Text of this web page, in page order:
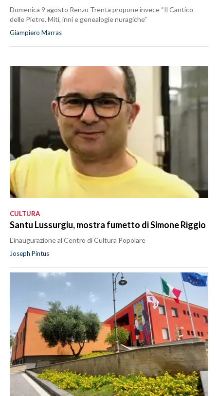
Domenica 9 agosto Renzo Trenta propone invece “Il Cantico
delle Pietre. Miti, inni e genealogie nuragiche”
Giampiero Marras
CULTURA
Santu Lussurgiu, mostra fumetto di Simone Riggio
L’inaugurazione al Centro di Cultura Popolare
Joseph Pintus